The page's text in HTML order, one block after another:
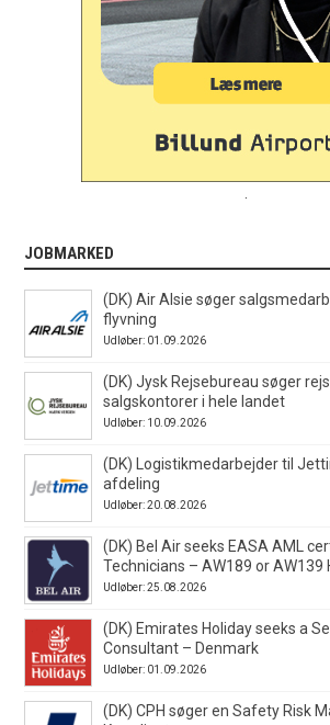
JOBMARKED
(DK) Air Alsie søger
flyvning
Udløber: 01.09.2026
(DK) Jysk Rejsebureau søger
salgskontorer i hele landet
Udløber: 10.09.2026
(DK) Logistikmedarbejder til
afdeling
Udløber: 20.08.2026
(DK) Bel Air seeks EASA AML
Technicians – AW189 or AW139
Udløber: 25.08.2026
(DK) Emirates Holiday seeks a
Consultant – Denmark
Udløber: 01.09.2026
(DK) CPH søger en Safety Risk